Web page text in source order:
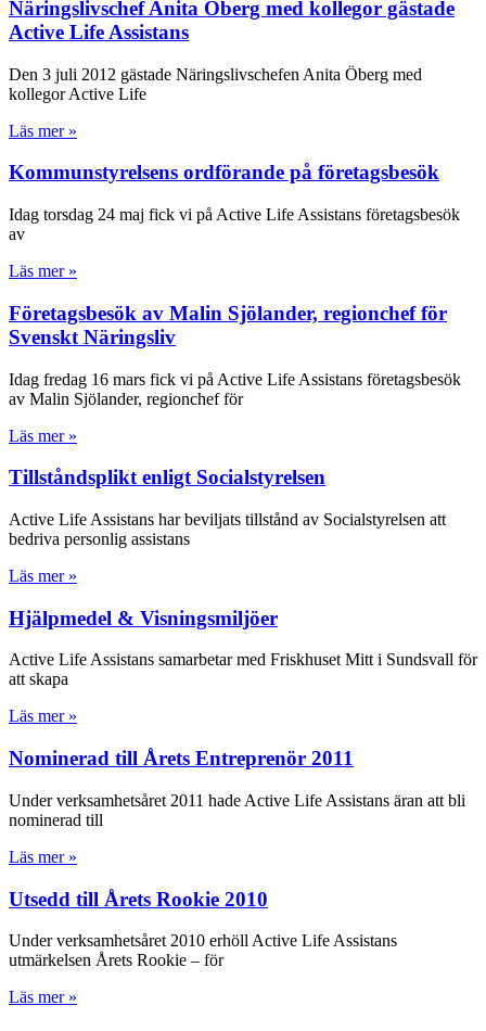
Näringslivschef Anita Öberg med kollegor gästade
Active Life Assistans
Den 3 juli 2012 gästade Näringslivschefen Anita Öberg med
kollegor Active Life
Läs mer »
Kommunstyrelsens ordförande på företagsbesök
Idag torsdag 24 maj fick vi på Active Life Assistans företagsbesök
av
Läs mer »
Företagsbesök av Malin Sjölander, regionchef för
Svenskt Näringsliv
Idag fredag 16 mars fick vi på Active Life Assistans företagsbesök
av Malin Sjölander, regionchef för
Läs mer »
Tillståndsplikt enligt Socialstyrelsen
Active Life Assistans har beviljats tillstånd av Socialstyrelsen att
bedriva personlig assistans
Läs mer »
Hjälpmedel & Visningsmiljöer
Active Life Assistans samarbetar med Friskhuset Mitt i Sundsvall för
att skapa
Läs mer »
Nominerad till Årets Entreprenör 2011
Under verksamhetsåret 2011 hade Active Life Assistans äran att bli
nominerad till
Läs mer »
Utsedd till Årets Rookie 2010
Under verksamhetsåret 2010 erhöll Active Life Assistans
utmärkelsen Årets Rookie – för
Läs mer »